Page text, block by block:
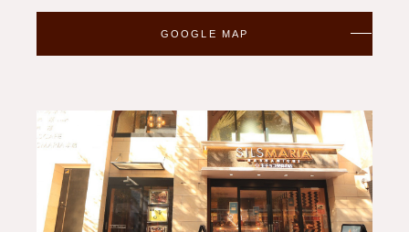
GOOGLE MAP